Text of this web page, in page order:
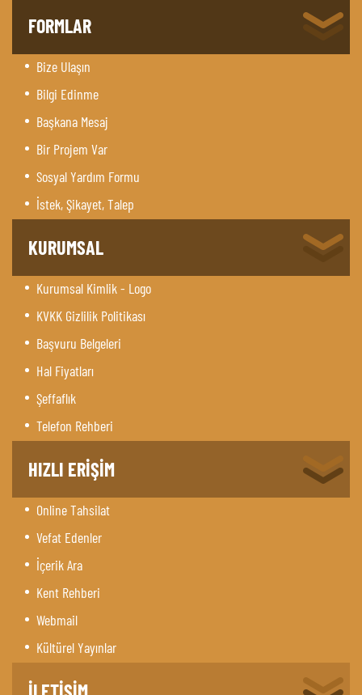
FORMLAR
Bize Ulaşın
Bilgi Edinme
Başkana Mesaj
Bir Projem Var
Sosyal Yardım Formu
İstek, Şikayet, Talep
KURUMSAL
Kurumsal Kimlik - Logo
KVKK Gizlilik Politikası
Başvuru Belgeleri
Hal Fiyatları
Şeffaflık
Telefon Rehberi
HIZLI ERİŞİM
Online Tahsilat
Vefat Edenler
İçerik Ara
Kent Rehberi
Webmail
Kültürel Yayınlar